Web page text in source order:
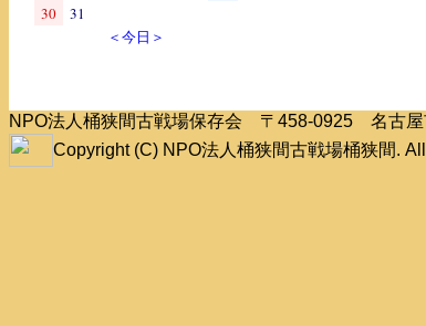
30
31
＜今日＞
NPO法人桶狭間古戦場保存会 〒458-0925 名古
Copyright (C) NPO法人桶狭間古戦場桶狭間.